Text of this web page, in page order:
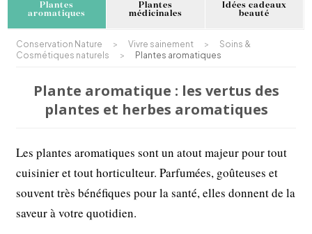
Plantes
aromatiques
Plantes
médicinales
Idées cadeaux
beauté
Conservation Nature > Vivre sainement >
Soins &
Cosmétiques naturels
> Plantes aromatiques
Plante aromatique : les vertus des
plantes et herbes aromatiques
Les plantes aromatiques sont un atout majeur pour tout
cuisinier et tout horticulteur. Parfumées, goûteuses et
souvent très bénéfiques pour la santé, elles donnent de la
saveur à votre quotidien.